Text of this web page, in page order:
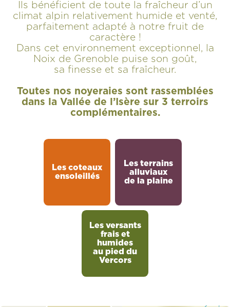
Ils bénéficient de toute la fraîcheur d’un
climat alpin relativement humide et venté,
parfaitement adapté à notre fruit de
caractère !
Dans cet environnement exceptionnel, la
Noix de Grenoble puise son goût,
sa finesse et sa fraîcheur.
Toutes nos noyeraies sont rassemblées
dans la Vallée de l’Isère sur 3 terroirs
complémentaires.
Les coteaux
ensoleillés
Les terrains
alluviaux
de la plaine
Les versants
frais et
humides
au pied du
Vercors